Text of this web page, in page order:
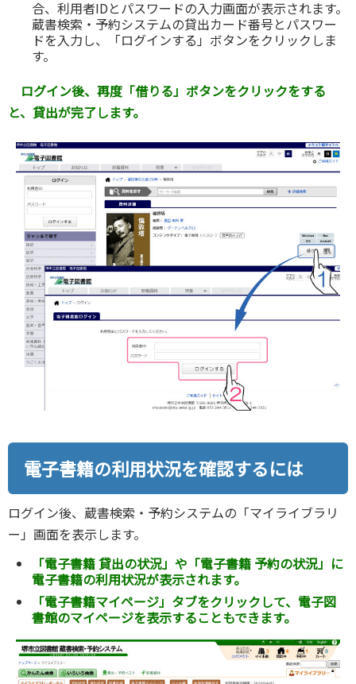
合、利用者IDとパスワードの入力画面が表示されます。
蔵書検索・予約システムの貸出カード番号とパスワー
ドを入力し、「ログインする」ボタンをクリックしま
す。
ログイン後、再度「借りる」ボタンをクリックをする
と、貸出が完了します。
電子書籍の利用状況を確認するには
ログイン後、蔵書検索・予約システムの「マイライブラリ
ー」画面を表示します。
「電子書籍 貸出の状況」や「電子書籍 予約の状況」に
電子書籍の利用状況が表示されます。
「電子書籍マイページ」タブをクリックして、電子図
書館のマイページを表示することもできます。